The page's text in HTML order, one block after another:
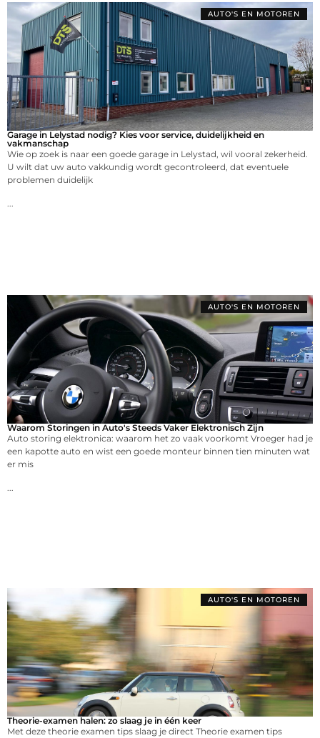
AUTO'S EN MOTOREN
Garage in Lelystad nodig? Kies voor service, duidelijkheid en
vakmanschap
Wie op zoek is naar een goede garage in Lelystad, wil vooral zekerheid.
U wilt dat uw auto vakkundig wordt gecontroleerd, dat eventuele
problemen duidelijk
AUTO'S EN MOTOREN
Waarom Storingen in Auto's Steeds Vaker Elektronisch Zijn
Auto storing elektronica: waarom het zo vaak voorkomt Vroeger had je
een kapotte auto en wist een goede monteur binnen tien minuten wat
er mis
AUTO'S EN MOTOREN
Theorie-examen halen: zo slaag je in één keer
Met deze theorie examen tips slaag je direct Theorie examen tips